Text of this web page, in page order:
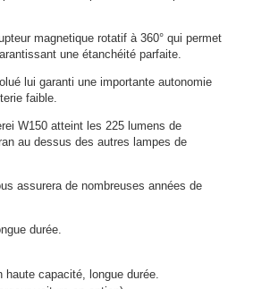
magnetique rotatif à 360° qui permet
une étanchéité parfaite.
lui garanti une importante autonomie
faible.
W150 atteint les 225 lumens de
au dessus des autres lampes de
assurera de nombreuses années de
durée.
haute capacité, longue durée.